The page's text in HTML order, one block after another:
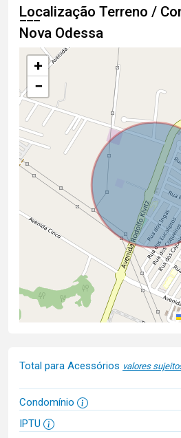
Localização Terreno /
Nova Odessa
+
−
Total para Acessórios valores
Condomínio
IPTU